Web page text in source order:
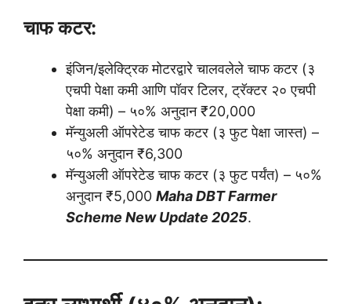
चाफ कटर:
इंजिन/इलेक्ट्रिक मोटरद्वारे चालवलेले चाफ कटर (३
एचपी पेक्षा कमी आणि पॉवर टिलर, ट्रॅक्टर २० एचपी
पेक्षा कमी) – ५०% अनुदान ₹20,000
मॅन्युअली ऑपरेटेड चाफ कटर (३ फुट पेक्षा जास्त) –
५०% अनुदान ₹6,300
मॅन्युअली ऑपरेटेड चाफ कटर (३ फुट पर्यंत) – ५०%
अनुदान ₹5,000 Maha DBT Farmer
Scheme New Update 2025.